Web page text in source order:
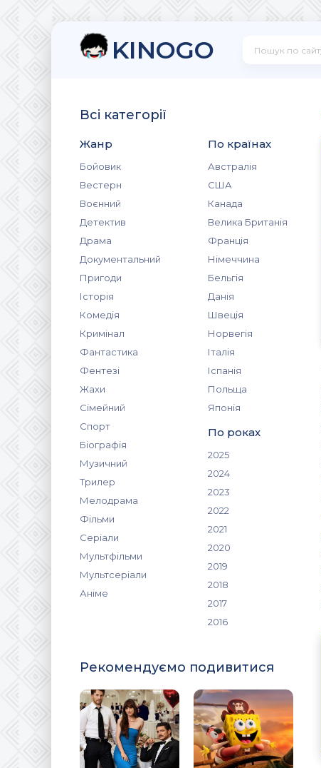
KINOGO
Всі категорії
Жанр
Бойовик
Вестерн
Воєнний
Детектив
Драма
Документальний
Пригоди
Історія
Комедія
Кримінал
Фантастика
Фентезі
Жахи
Сімейний
Спорт
Біографія
Музичний
Трилер
Мелодрама
Фільми
Серіали
Мультфільми
Мультсеріали
Аніме
По країнах
Австралія
США
Канада
Велика Британія
Франція
Німеччина
Бельгія
Данія
Швеція
Норвегія
Італія
Іспанія
Польща
Японія
По роках
2025
2024
2023
2022
2021
2020
2019
2018
2017
2016
Рекомендуємо подивитися